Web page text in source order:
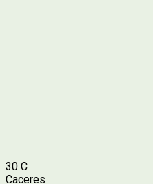
30 C
Caceres